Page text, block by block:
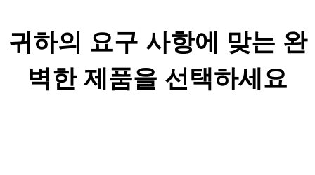
귀하의 요구 사항에 맞는 완
벽한 제품을 선택하세요